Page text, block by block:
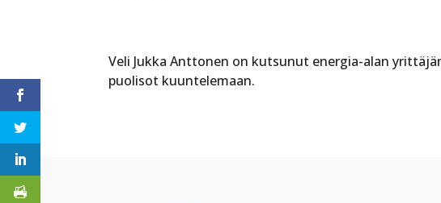
Veli Jukka Anttonen on kutsunut energia-alan
puolisot kuuntelemaan.